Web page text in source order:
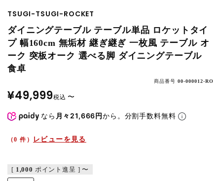
TSUGI-TSUGI-ROCKET
ダイニングテーブル テーブル単品 ロケットタイ
プ 幅160cm 無垢材 継ぎ継ぎ 一枚風 テーブル オ
ーク 突板オーク 選べる脚 ダイニングテーブル
食卓
商品番号 00-000012-RO
¥49,999税込 〜
なら 月々21,666円から。分割手数料無料
（0 件） レビューを見る
[ 1,000 ポイント進呈 ] 〜